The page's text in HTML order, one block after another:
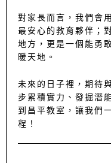
對家長而言，我們會
最安心的教育夥伴；
地方，更是一個能勇
暖天地。
未來的日子裡，期待
步累積實力、發掘潛
到昌平教室，讓我們
程！